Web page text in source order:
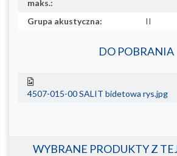
maks.:
Grupa akustyczna: II
DO POBRANIA
4507-015-00 SALIT bidetowa rys.jpg
WYBRANE PRODUKTY Z